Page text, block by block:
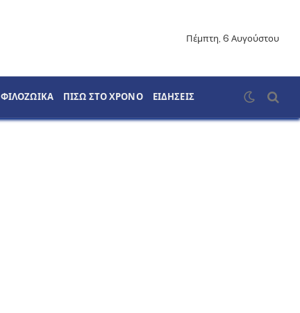
Πέμπτη, 6 Αυγούστου
ΦΙΛΟΖΩΙΚΑ ΠΙΣΩ ΣΤΟ ΧΡΟΝΟ ΕΙΔΗΣΕΙΣ